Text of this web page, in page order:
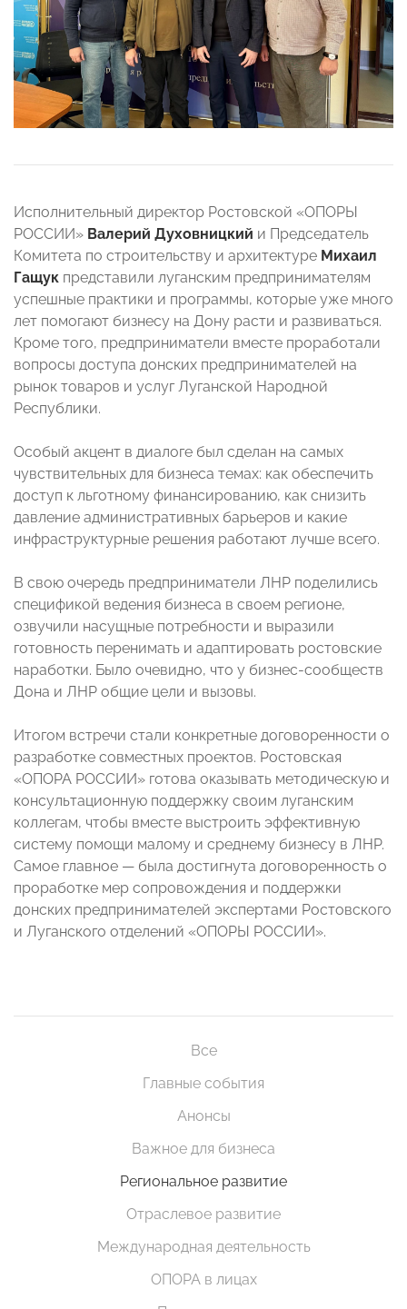
Исполнительный директор Ростовской «ОПОРЫ
РОССИИ» Валерий Духовницкий и Председатель
Комитета по строительству и архитектуре Михаил
Гащук представили луганским предпринимателям
успешные практики и программы, которые уже много
лет помогают бизнесу на Дону расти и развиваться.
Кроме того, предприниматели вместе проработали
вопросы доступа донских предпринимателей на
рынок товаров и услуг Луганской Народной
Республики.
Особый акцент в диалоге был сделан на самых
чувствительных для бизнеса темах: как обеспечить
доступ к льготному финансированию, как снизить
давление административных барьеров и какие
инфраструктурные решения работают лучше всего.
В свою очередь предприниматели ЛНР поделились
спецификой ведения бизнеса в своем регионе,
озвучили насущные потребности и выразили
готовность перенимать и адаптировать ростовские
наработки. Было очевидно, что у бизнес-сообществ
Дона и ЛНР общие цели и вызовы.
Итогом встречи стали конкретные договоренности о
разработке совместных проектов. Ростовская
«ОПОРА РОССИИ» готова оказывать методическую и
консультационную поддержку своим луганским
коллегам, чтобы вместе выстроить эффективную
систему помощи малому и среднему бизнесу в ЛНР.
Самое главное — была достигнута договоренность о
проработке мер сопровождения и поддержки
донских предпринимателей экспертами Ростовского
и Луганского отделений «ОПОРЫ РОССИИ».
Все
Главные события
Анонсы
Важное для бизнеса
Региональное развитие
Отраслевое развитие
Международная деятельность
ОПОРА в лицах